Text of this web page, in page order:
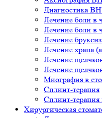
Диагностика
Лечение боли в
Лечение боли в
Лечение
Лечение храпа
Лечение
Лечение
Миография в
Сплинт-терапия
Сплинт-терапия
Хирургическая